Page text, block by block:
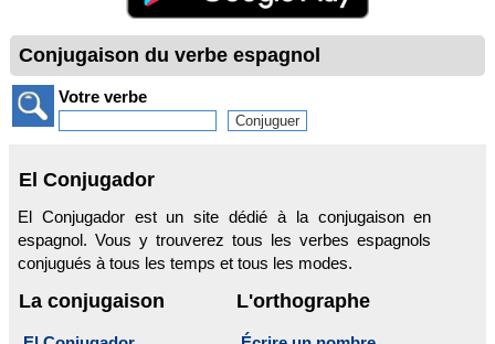
Conjugaison du verbe espagnol
Votre verbe
El Conjugador
El Conjugador est un site dédié à la conjugaison en
espagnol. Vous y trouverez tous les verbes espagnols
conjugués à tous les temps et tous les modes.
La conjugaison L'orthographe